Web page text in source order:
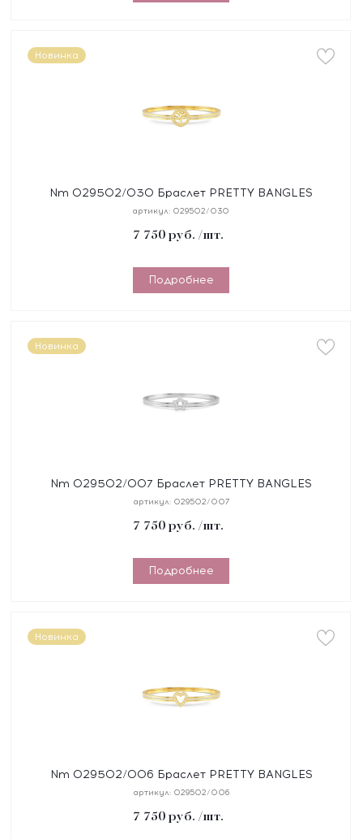
Новинка
Nm 029502/030 Браслет PRETTY BANGLES
"ДЕРЕВО ЖИЗНИ" размер 19 см, сталь, цирконы,
артикул: 029502/030
7 750 руб. /шт.
Подробнее
Новинка
Nm 029502/007 Браслет PRETTY BANGLES
"ЗВЕЗДА" размер 19 см, сталь, цирконы
артикул: 029502/007
7 750 руб. /шт.
Подробнее
Новинка
Nm 029502/006 Браслет PRETTY BANGLES
"СЕРДЦЕ" размер 19 см, сталь, цирконы, покрытие
артикул: 029502/006
7 750 руб. /шт.